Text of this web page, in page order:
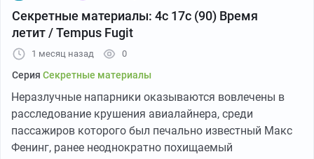
Cекретные материалы: 4с 17с (90) Время
летит / Tempus Fugit
1 месяц назад 0
Серия Секретные материалы
Неразлучные напарники оказываются вовлечены в
расследование крушения авиалайнера, среди
пассажиров которого был печально известный Макс
Фенинг, ранее неоднократно похищаемый